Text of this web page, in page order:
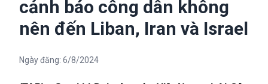
cảnh báo công dân không
nên đến Liban, Iran và Israel
Ngày đăng: 6/8/2024